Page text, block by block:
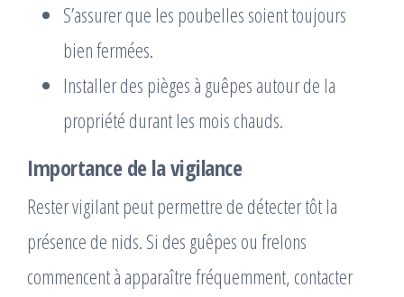
S’assurer que les poubelles soient toujours
bien fermées.
Installer des pièges à guêpes autour de la
propriété durant les mois chauds.
Importance de la vigilance
Rester vigilant peut permettre de détecter tôt la
présence de nids. Si des guêpes ou frelons
commencent à apparaître fréquemment, contacter